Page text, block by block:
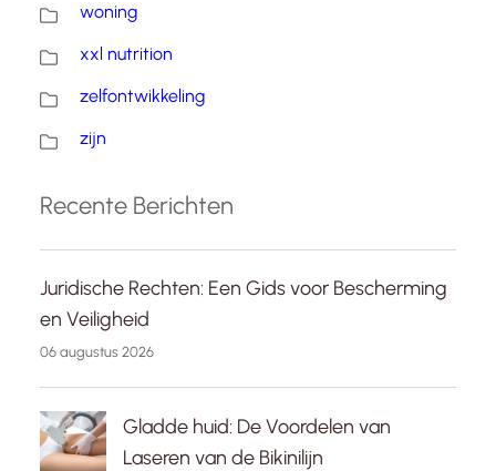
woning
xxl nutrition
zelfontwikkeling
zijn
Recente Berichten
Juridische Rechten: Een Gids voor Bescherming
en Veiligheid
06 augustus 2026
Gladde huid: De Voordelen van
Laseren van de Bikinilijn